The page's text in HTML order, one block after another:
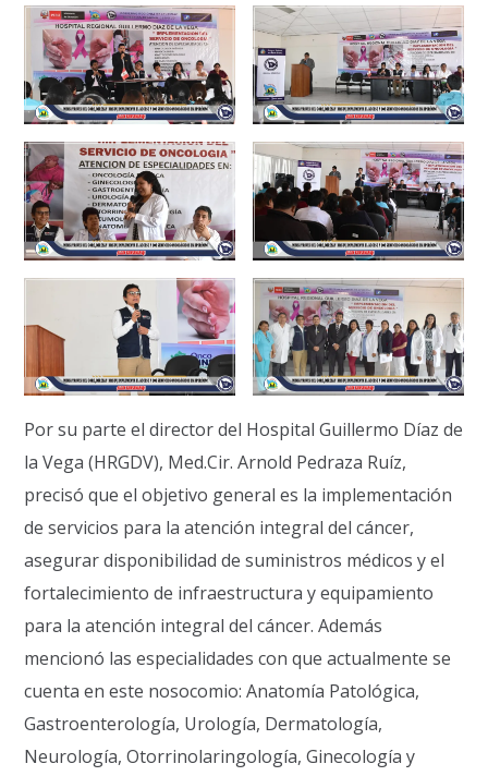
Por su parte el director del Hospital Guillermo Díaz de
la Vega (HRGDV), Med.Cir. Arnold Pedraza Ruíz,
precisó que el objetivo general es la implementación
de servicios para la atención integral del cáncer,
asegurar disponibilidad de suministros médicos y el
fortalecimiento de infraestructura y equipamiento
para la atención integral del cáncer. Además
mencionó las especialidades con que actualmente se
cuenta en este nosocomio: Anatomía Patológica,
Gastroenterología, Urología, Dermatología,
Neurología, Otorrinolaringología, Ginecología y